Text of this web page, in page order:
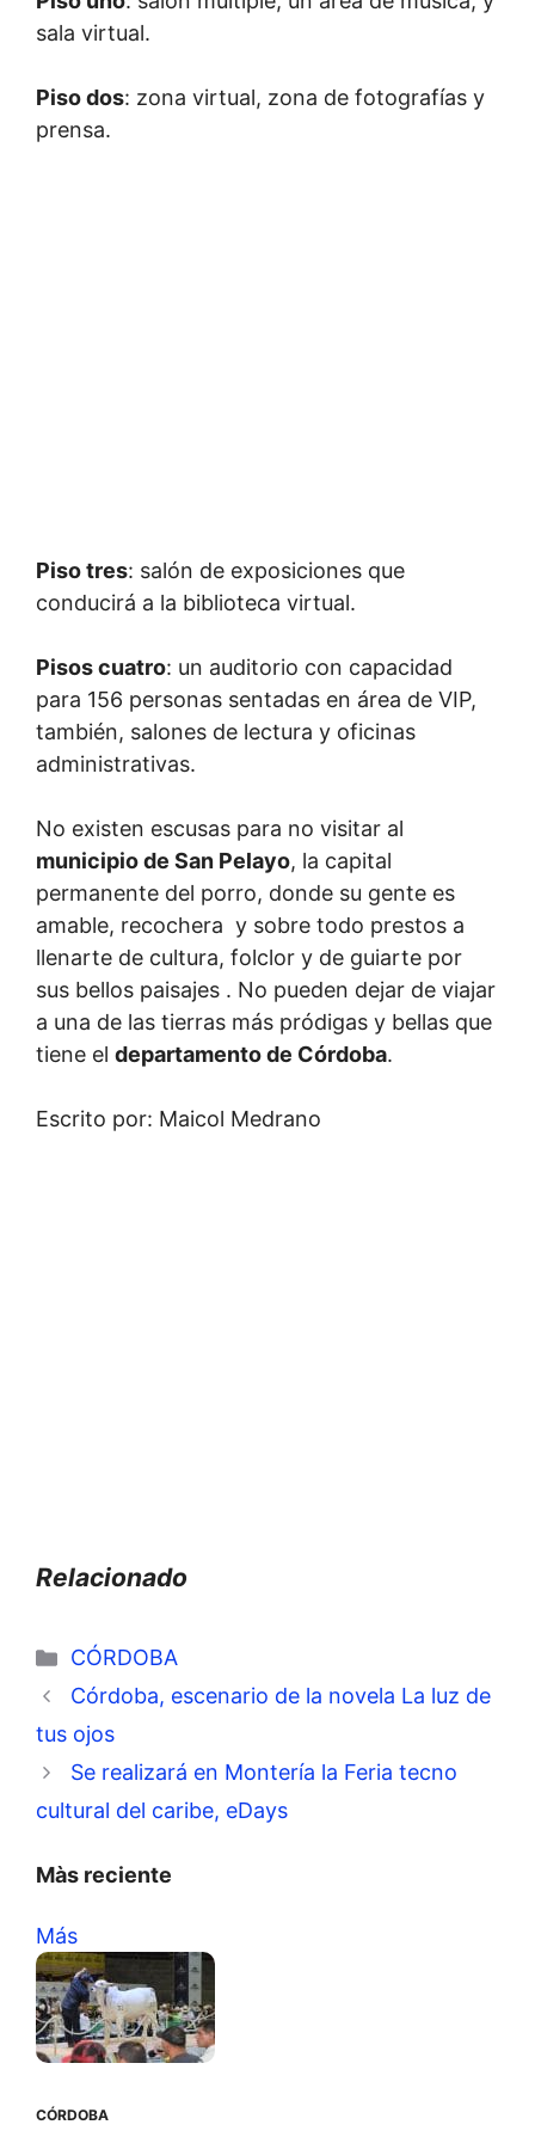
sala virtual.
Piso dos: zona virtual, zona de fotografías y
prensa.
Piso tres: salón de exposiciones que
conducirá a la biblioteca virtual.
Pisos cuatro: un auditorio con capacidad
para 156 personas sentadas en área de VIP,
también, salones de lectura y oficinas
administrativas.
No existen escusas para no visitar al
municipio de San Pelayo, la capital
permanente del porro, donde su gente es
amable, recochera y sobre todo prestos a
llenarte de cultura, folclor y de guiarte por
sus bellos paisajes . No pueden dejar de viajar
a una de las tierras más pródigas y bellas que
tiene el departamento de Córdoba.
Escrito por: Maicol Medrano
Relacionado
Categorías
CÓRDOBA
Córdoba, escenario de la novela La luz de
tus ojos
Se realizará en Montería la Feria tecno
cultural del caribe, eDays
Màs reciente
Más
CÓRDOBA